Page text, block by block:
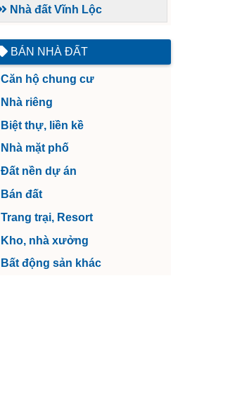
Nhà đất Vĩnh Lộc
BÁN NHÀ ĐẤT
Căn hộ chung cư
Nhà riêng
Biệt thự, liền kề
Nhà mặt phố
Đất nền dự án
Bán đất
Trang trại, Resort
Kho, nhà xưởng
Bất động sản khác